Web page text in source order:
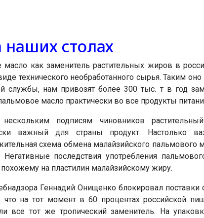
столах
масло как заменитель растительных жиров в
технического необработанного сырья. Таким
службы, нам привозят более 300 тыс. т в год
масло практически во все продукты
нескольким подписям чиновников
важный для страны продукт. Настолько
схема обмена малайзийского пальмового
последствия употребления
на пластилин малайзийскому жиру.
Геннадий Онищенко блокировал
что на тот момент в 60 процентах российской
все тот же тропический заменитель. На